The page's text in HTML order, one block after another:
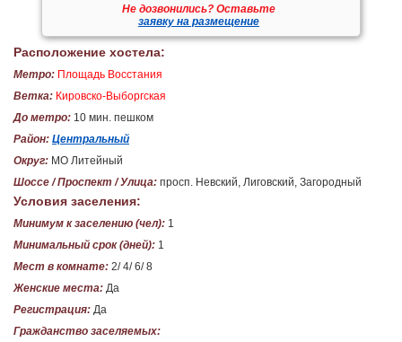
Не дозвонились? Оставьте
заявку на размещение
Расположение хостела:
Метро: Площадь Восстания
Ветка: Кировско-Выборгская
До метро: 10 мин. пешком
Район: Центральный
Округ: МО Литейный
Шоссе / Проспект / Улица: просп. Невский, Лиговский, Загородный
Условия заселения:
Минимум к заселению (чел): 1
Минимальный срок (дней): 1
Мест в комнате: 2/ 4/ 6/ 8
Женские места: Да
Регистрация: Да
Гражданство заселяемых: